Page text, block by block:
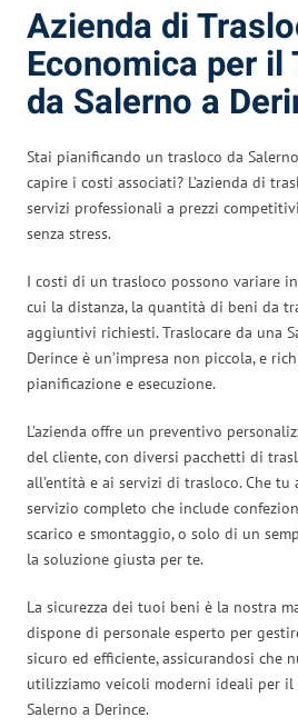
Azienda di
Economica per il
da Salerno a
Stai pianificando un trasloco da
capire i costi associati? L’azienda di
servizi professionali a prezzi
senza stress.
I costi di un trasloco possono variare
cui la distanza, la quantità di beni da
aggiuntivi richiesti. Traslocare da una
Derince è un’impresa non piccola, e
pianificazione e esecuzione.
L’azienda offre un preventivo
del cliente, con diversi pacchetti di
all’entità e ai servizi di trasloco. Che
servizio completo che include
scarico e smontaggio, o solo di un
la soluzione giusta per te.
La sicurezza dei tuoi beni è la nostra
dispone di personale esperto per
sicuro ed efficiente, assicurandosi che
utilizziamo veicoli moderni ideali per
Salerno a Derince.